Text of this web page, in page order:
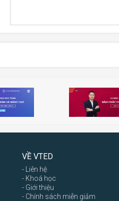
VỀ VTED
- Liên hệ
- Khoá học
- Giới thiệu
- Chính sách miễn giảm